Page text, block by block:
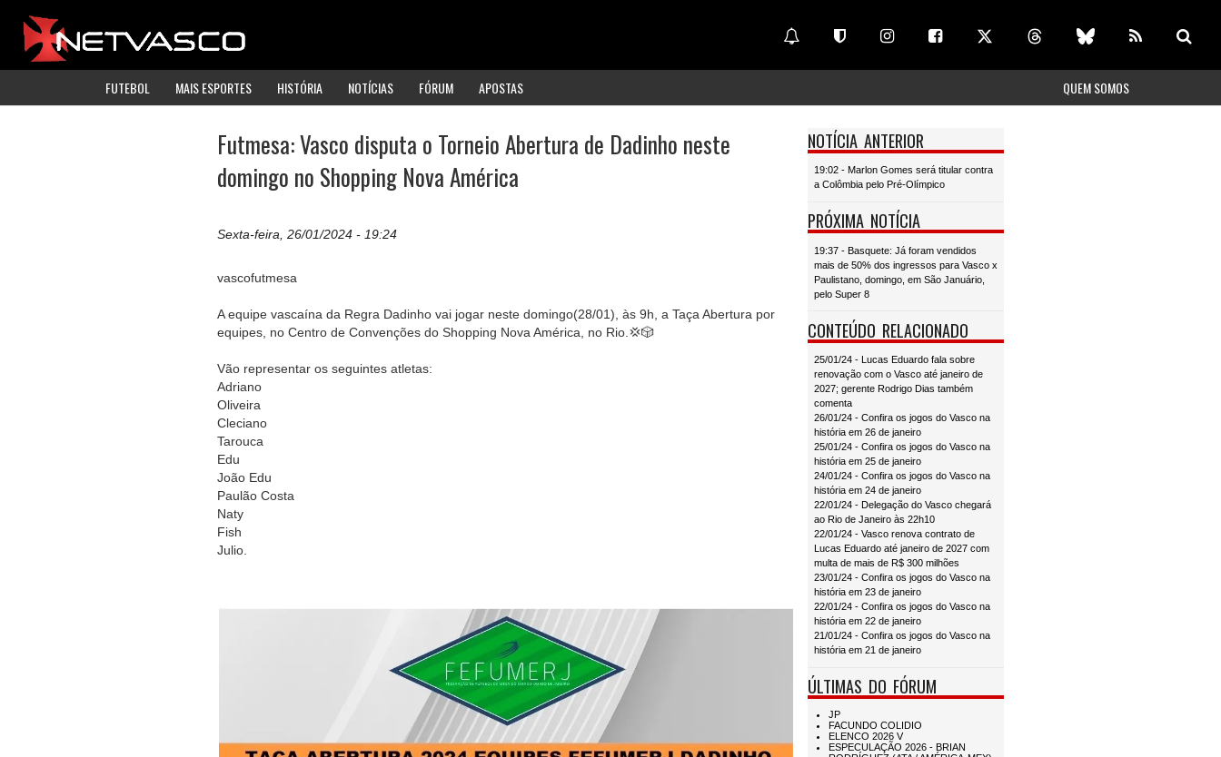
FUTEBOL MAIS ESPORTES HISTÓRIA NOTÍCIAS FÓRUM APOSTAS QUEM SOMOS
Futmesa: Vasco disputa o Torneio Abertura de Dadinho neste
domingo no Shopping Nova América
Sexta-feira, 26/01/2024 - 19:24
vascofutmesa
A equipe vascaína da Regra Dadinho vai jogar neste domingo(28/01), às 9h, a Taça Abertura por
equipes, no Centro de Convenções do Shopping Nova América, no Rio.💢🎲
Vão representar os seguintes atletas:
Adriano
Oliveira
Cleciano
Tarouca
Edu
João Edu
Paulão Costa
Naty
Fish
Julio.
NOTÍCIA ANTERIOR
19:02 - Marlon Gomes será titular contra
a Colômbia pelo Pré-Olímpico
PRÓXIMA NOTÍCIA
19:37 - Basquete: Já foram vendidos
mais de 50% dos ingressos para Vasco x
Paulistano, domingo, em São Januário,
pelo Super 8
CONTEÚDO RELACIONADO
25/01/24 - Lucas Eduardo fala sobre
renovação com o Vasco até janeiro de
2027; gerente Rodrigo Dias também
comenta
26/01/24 - Confira os jogos do Vasco na
história em 26 de janeiro
25/01/24 - Confira os jogos do Vasco na
história em 25 de janeiro
24/01/24 - Confira os jogos do Vasco na
história em 24 de janeiro
22/01/24 - Delegação do Vasco chegará
ao Rio de Janeiro às 22h10
22/01/24 - Vasco renova contrato de
Lucas Eduardo até janeiro de 2027 com
multa de mais de R$ 300 milhões
23/01/24 - Confira os jogos do Vasco na
história em 23 de janeiro
22/01/24 - Confira os jogos do Vasco na
história em 22 de janeiro
21/01/24 - Confira os jogos do Vasco na
história em 21 de janeiro
ÚLTIMAS DO FÓRUM